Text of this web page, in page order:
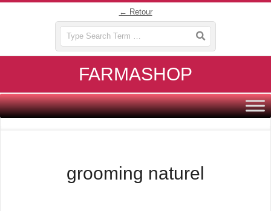
← Retour
FARMASHOP
Primary
Navigation
grooming naturel